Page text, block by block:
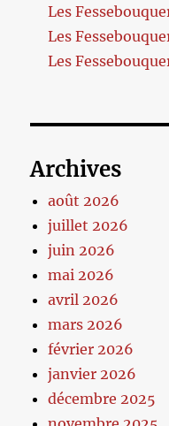
Les
Les
Les
Archives
août 2026
juillet 2026
juin 2026
mai 2026
avril 2026
mars 2026
février 2026
janvier 2026
décembre 2025